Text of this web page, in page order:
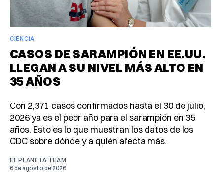
CIENCIA
CASOS DE SARAMPIÓN EN EE.UU.
LLEGAN A SU NIVEL MÁS ALTO EN
35 AÑOS
Con 2,371 casos confirmados hasta el 30 de julio,
2026 ya es el peor año para el sarampión en 35
años. Esto es lo que muestran los datos de los
CDC sobre dónde y a quién afecta más.
EL PLANETA TEAM
6 de agosto de 2026